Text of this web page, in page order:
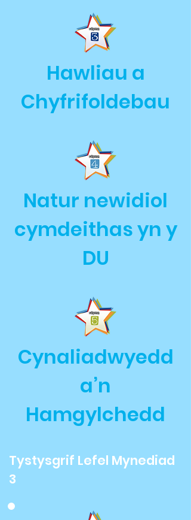
Hawliau a
Chyfrifoldebau
Natur newidiol
cymdeithas yn y
DU
Cynaliadwyedd
a’n
Hamgylchedd
Tystysgrif Lefel Mynediad
3